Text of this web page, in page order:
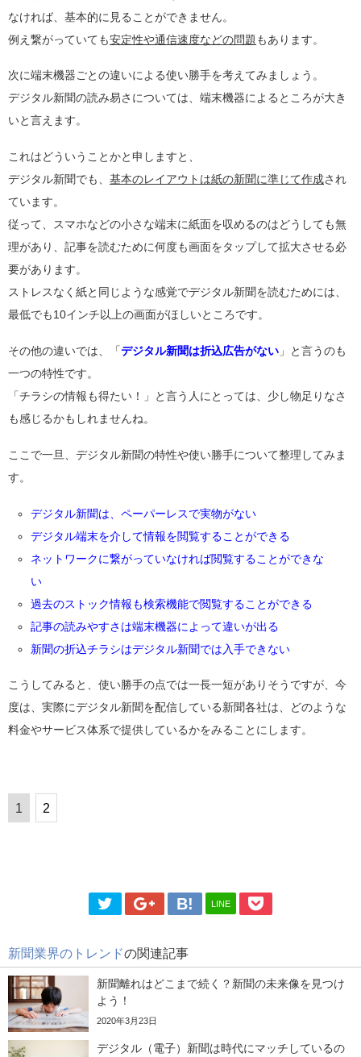
なければ、基本的に見ることができません。
例え繋がっていても安定性や通信速度などの問題 もあります。
次に端末機器ごとの違いによる使い勝手を考えてみましょう。
デジタル新聞の読み易さについては、端末機器によるところが大き
いと言えます。
これはどういうことかと申しますと、
デジタル新聞でも、 基本のレイアウトは紙の新聞に準じて作成され
ています。
従って、スマホなどの小さな端末に紙面を収めるのはどうしても無
理があり、記事を読むために何度も画面をタップして拡大させる必
要があります。
ストレスなく紙と同じような感覚でデジタル新聞を読むためには、
最低でも10インチ以上の画面がほしいところです。
その他の違いでは、「 デジタル新聞は折込広告がない 」と言うのも
一つの特性です。
「チラシの情報も得たい！」と言う人にとっては、少し物足りなさ
も感じるかもしれませんね。
ここで一旦、デジタル新聞の特性や使い勝手について整理してみま
す。
デジタル新聞は、ペーパーレスで実物がない
デジタル端末を介して情報を閲覧することができる
ネットワークに繋がっていなければ閲覧することができな
い
過去のストック情報も検索機能で閲覧することができる
記事の読みやすさは端末機器によって違いが出る
新聞の折込チラシはデジタル新聞では入手できない
こうしてみると、使い勝手の点では一長一短がありそうですが、今
度は、実際にデジタル新聞を配信している新聞各社は、どのような
料金やサービス体系で提供しているかをみることにします。
1 2
LINE
新聞業界のトレンドの関連記事
新聞離れはどこまで続く？新聞の未来像を見つけ
よう！
2020年3月23日
デジタル（電子）新聞は時代にマッチしているの